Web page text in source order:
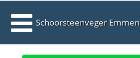
Schoorsteenveger Emmen